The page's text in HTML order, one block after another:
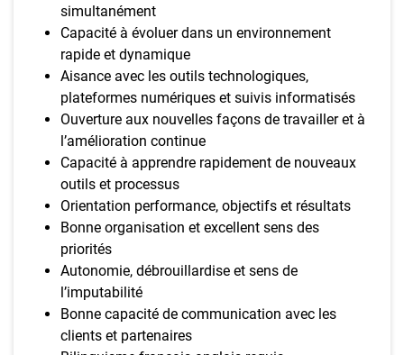
simultanément
Capacité à évoluer dans un environnement
rapide et dynamique
Aisance avec les outils technologiques,
plateformes numériques et suivis informatisés
Ouverture aux nouvelles façons de travailler et à
l’amélioration continue
Capacité à apprendre rapidement de nouveaux
outils et processus
Orientation performance, objectifs et résultats
Bonne organisation et excellent sens des
priorités
Autonomie, débrouillardise et sens de
l’imputabilité
Bonne capacité de communication avec les
clients et partenaires